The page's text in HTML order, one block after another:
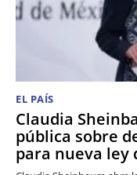
EL PAÍS
Claudia
pública sobre
para nueva ley